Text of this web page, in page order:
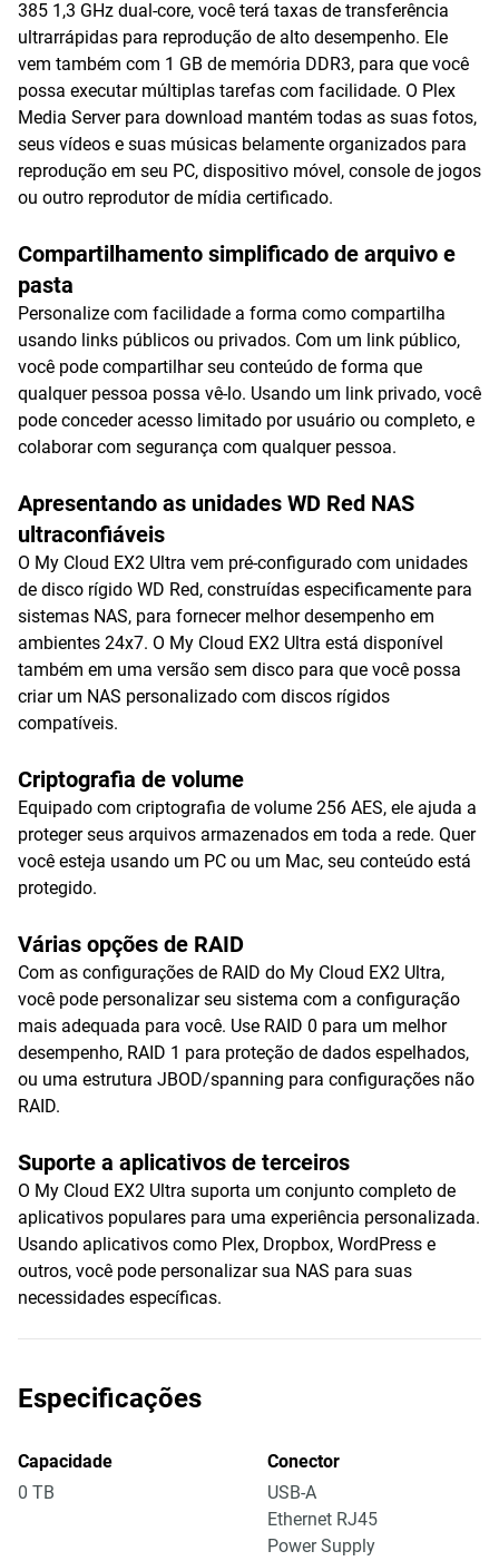
385 1,3 GHz dual-core, você terá taxas de transferência
ultrarrápidas para reprodução de alto desempenho. Ele
vem também com 1 GB de memória DDR3, para que você
possa executar múltiplas tarefas com facilidade. O Plex
Media Server para download mantém todas as suas fotos,
seus vídeos e suas músicas belamente organizados para
reprodução em seu PC, dispositivo móvel, console de jogos
ou outro reprodutor de mídia certificado.
Compartilhamento simplificado de arquivo e
pasta
Personalize com facilidade a forma como compartilha
usando links públicos ou privados. Com um link público,
você pode compartilhar seu conteúdo de forma que
qualquer pessoa possa vê-lo. Usando um link privado, você
pode conceder acesso limitado por usuário ou completo, e
colaborar com segurança com qualquer pessoa.
Apresentando as unidades WD Red NAS
ultraconfiáveis
O My Cloud EX2 Ultra vem pré-configurado com unidades
de disco rígido WD Red, construídas especificamente para
sistemas NAS, para fornecer melhor desempenho em
ambientes 24x7. O My Cloud EX2 Ultra está disponível
também em uma versão sem disco para que você possa
criar um NAS personalizado com discos rígidos
compatíveis.
Criptografia de volume
Equipado com criptografia de volume 256 AES, ele ajuda a
proteger seus arquivos armazenados em toda a rede. Quer
você esteja usando um PC ou um Mac, seu conteúdo está
protegido.
Várias opções de RAID
Com as configurações de RAID do My Cloud EX2 Ultra,
você pode personalizar seu sistema com a configuração
mais adequada para você. Use RAID 0 para um melhor
desempenho, RAID 1 para proteção de dados espelhados,
ou uma estrutura JBOD/spanning para configurações não
RAID.
Suporte a aplicativos de terceiros
O My Cloud EX2 Ultra suporta um conjunto completo de
aplicativos populares para uma experiência personalizada.
Usando aplicativos como Plex, Dropbox, WordPress e
outros, você pode personalizar sua NAS para suas
necessidades específicas.
Especificações
Capacidade
0 TB
Conector
USB-A
Ethernet RJ45
Power Supply